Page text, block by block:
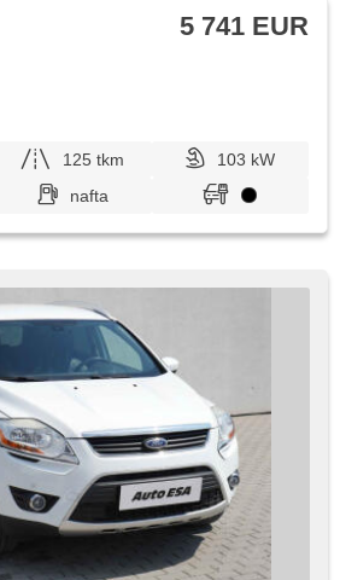
5 741 EUR
125 tkm
103 kW
nafta